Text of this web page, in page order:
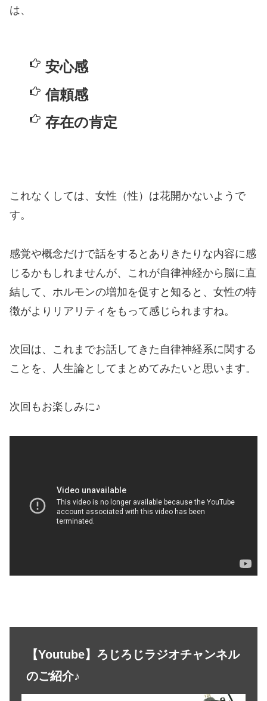
は、
安心感
信頼感
存在の肯定
これなくしては、女性（性）は花開かないようで
す。
感覚や概念だけで話をするとありきたりな内容に感
じるかもしれませんが、これが自律神経から脳に直
結して、ホルモンの増加を促すと知ると、女性の特
徴がよりリアリティをもって感じられますね。
次回は、これまでお話してきた自律神経系に関する
ことを、人生論としてまとめてみたいと思います。
次回もお楽しみに♪
【Youtube】ろじろじラジオチャンネル
のご紹介♪